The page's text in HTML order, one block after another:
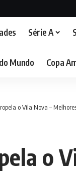
Série A
Mundo Copa
o Vila Nova –
o